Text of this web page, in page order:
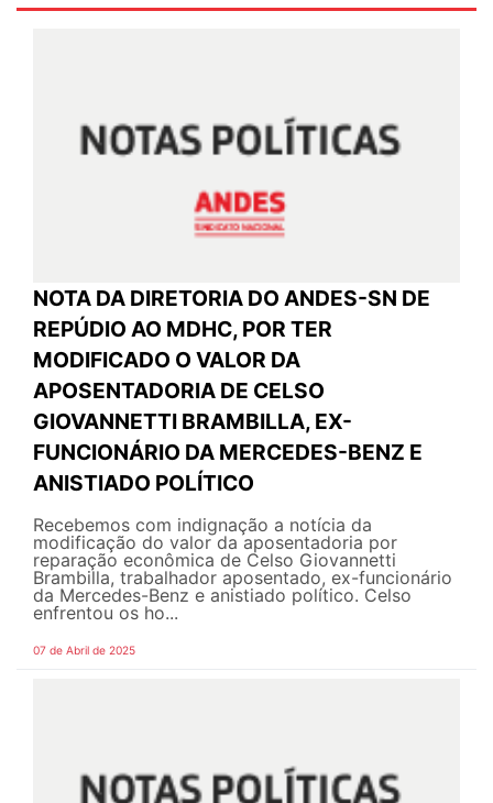
NOTA DA DIRETORIA DO ANDES-SN DE
REPÚDIO AO MDHC, POR TER
MODIFICADO O VALOR DA
APOSENTADORIA DE CELSO
GIOVANNETTI BRAMBILLA, EX-
FUNCIONÁRIO DA MERCEDES-BENZ E
ANISTIADO POLÍTICO
Recebemos com indignação a notícia da
modificação do valor da aposentadoria por
reparação econômica de Celso Giovannetti
Brambilla, trabalhador aposentado, ex-funcionário
da Mercedes-Benz e anistiado político. Celso
enfrentou os ho...
07 de Abril de 2025